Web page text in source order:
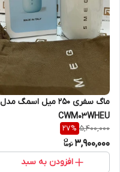
ماگ سفری 250 میل اسمگ مدل
CWM03WHEU
5,400,000
27%
3,900,000
افزودن به سبد